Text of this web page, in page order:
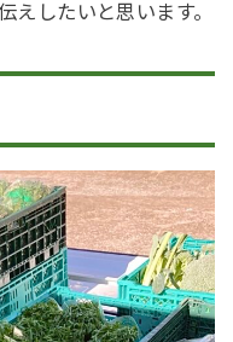
えしたいと思います。